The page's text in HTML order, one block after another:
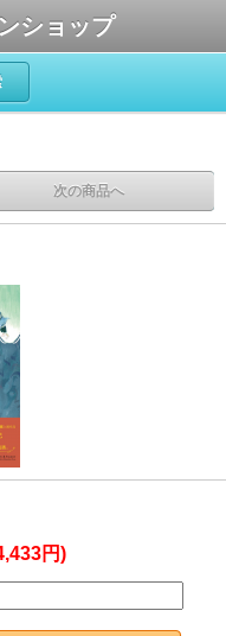
ショップ
次の商品へ
円)